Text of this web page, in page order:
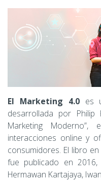
El Marketing 4.0es
desarrollada por Philip
Marketing
interacciones online y
consumidores. El libro
fue publicado en
Hermawan Kartajaya,